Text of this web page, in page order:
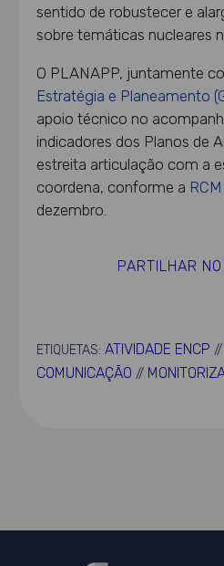
sentido de robustecer e
sobre temáticas nucleares
O PLANAPP, juntamente
Estratégia e Planeamento
apoio técnico no
indicadores dos Planos de
estreita articulação com a
coordena, conforme a
dezembro.
PARTILHAR
ETIQUETAS:ATIVIDADE ENCP
COMUNICAÇÃO //